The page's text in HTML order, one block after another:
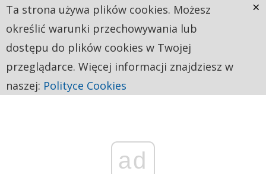
ad
Ta strona używa plików cookies. Możesz
określić warunki przechowywania lub
dostępu do plików cookies w Twojej
przeglądarce. Więcej informacji znajdziesz w
naszej: Polityce Cookies
×